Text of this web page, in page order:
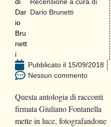
Dario Brunetti
Pubblicato il 15/09/2018
Nessun commento
Questa antologia di racconti
firmata Giuliano Fontanella
mette in luce, fotografandone